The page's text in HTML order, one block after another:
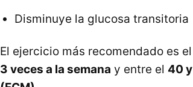
Disminuye la glucosa transitoria
El ejercicio más recomendado es el
3 veces a la semana y entre el 40